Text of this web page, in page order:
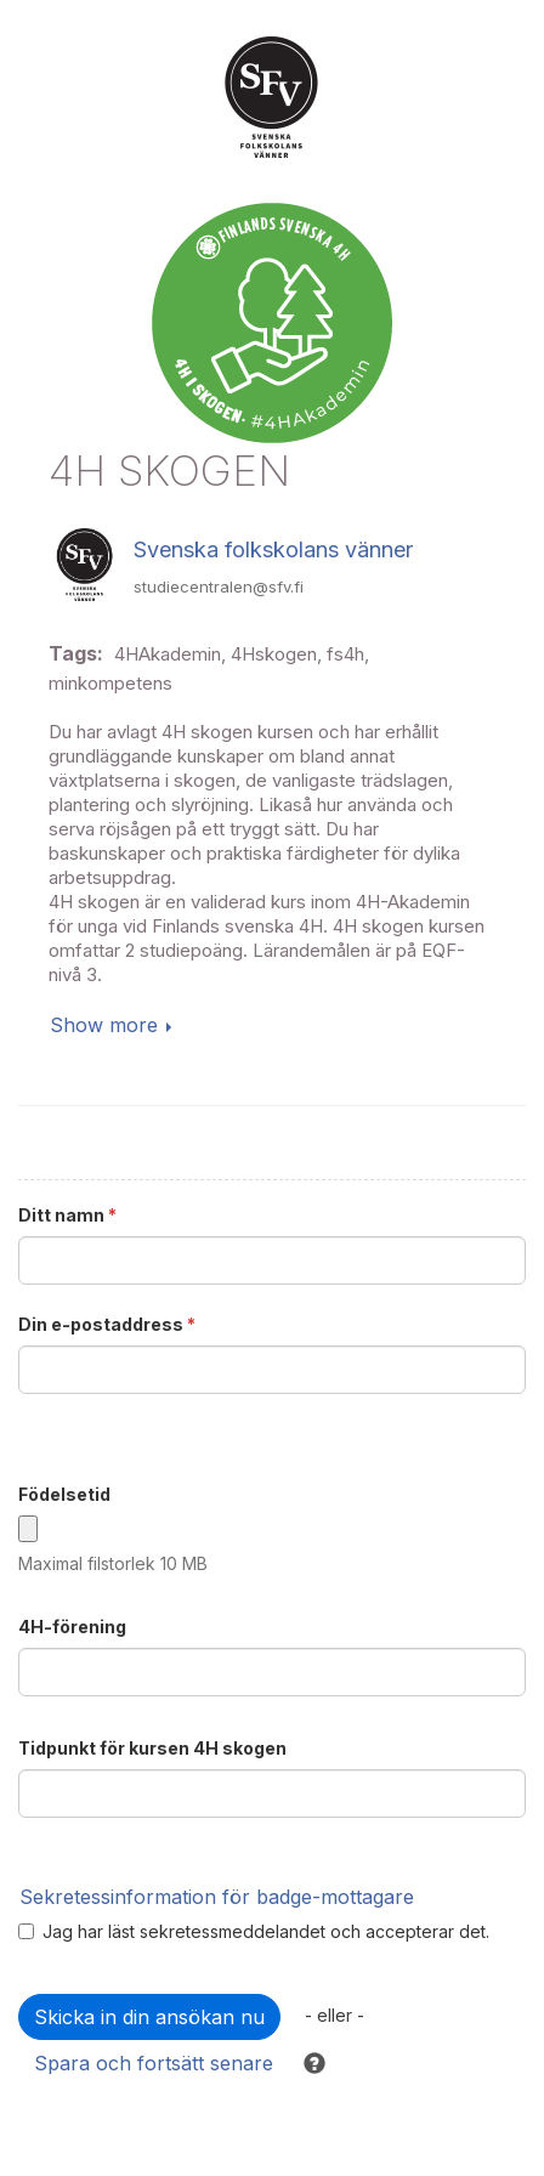
4H SKOGEN
Svenska folkskolans vänner
studiecentralen@sfv.fi
Tags: 4HAkademin, 4Hskogen, fs4h,
minkompetens
Du har avlagt 4H skogen kursen och har erhållit
grundläggande kunskaper om bland annat
växtplatserna i skogen, de vanligaste trädslagen,
plantering och slyröjning. Likaså hur använda och
serva röjsågen på ett tryggt sätt. Du har
baskunskaper och praktiska färdigheter för dylika
arbetsuppdrag.
4H skogen är en validerad kurs inom 4H-Akademin
för unga vid Finlands svenska 4H. 4H skogen kursen
omfattar 2 studiepoäng. Lärandemålen är på EQF-
nivå 3.
Show more
Ditt namn *
Din e-postaddress *
Födelsetid
Maximal filstorlek 10 MB
4H-förening
Tidpunkt för kursen 4H skogen
Sekretessinformation för badge-mottagare
Jag har läst sekretessmeddelandet och accepterar det.
- eller -
Spara och fortsätt senare